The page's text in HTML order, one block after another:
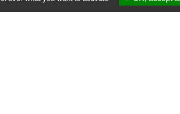
Site internet :